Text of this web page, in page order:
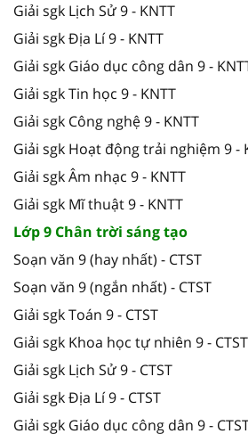
Giải sgk Lịch Sử 9 - KNTT
Giải sgk Địa Lí 9 - KNTT
Giải sgk Giáo dục công dân 9 -
Giải sgk Tin học 9 - KNTT
Giải sgk Công nghệ 9 - KNTT
Giải sgk Hoạt động trải nghiệm 9 -
Giải sgk Âm nhạc 9 - KNTT
Giải sgk Mĩ thuật 9 - KNTT
Lớp 9 Chân trời sáng tạo
Soạn văn 9 (hay nhất) - CTST
Soạn văn 9 (ngắn nhất) - CTST
Giải sgk Toán 9 - CTST
Giải sgk Khoa học tự nhiên 9 - CTST
Giải sgk Lịch Sử 9 - CTST
Giải sgk Địa Lí 9 - CTST
Giải sgk Giáo dục công dân 9 -